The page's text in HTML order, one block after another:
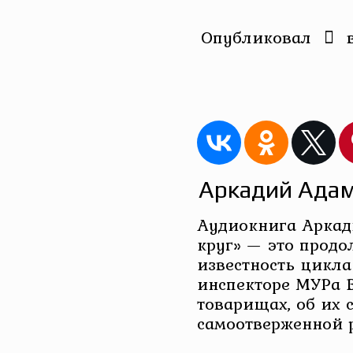
Опубликовал
Аркадий
Аудиокнига
круг» — это
известность
инспекторе МУРа
товарищах, об их
самоотверженной